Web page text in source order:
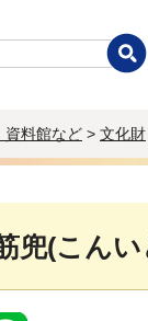
資料館など > 文化財
兜(こん